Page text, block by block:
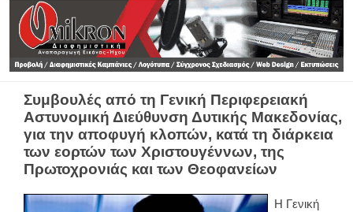
Συμβουλές από τη Γενική Περιφερειακή
Αστυνομική Διεύθυνση Δυτικής Μακεδονίας,
για την αποφυγή κλοπών, κατά τη διάρκεια
των εορτών των Χριστουγέννων, της
Πρωτοχρονιάς και των Θεοφανείων
Η Γενική